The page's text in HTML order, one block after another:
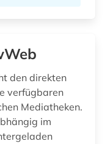
den direkten
verfügbaren
Mediatheken.
im